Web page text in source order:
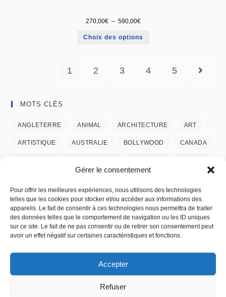
Gérer le consentement
Pour offrir les meilleures expériences, nous utilisons des technologies
telles que les cookies pour stocker et/ou accéder aux informations des
appareils. Le fait de consentir à ces technologies nous permettra de traiter
des données telles que le comportement de navigation ou les ID uniques
sur ce site. Le fait de ne pas consentir ou de retirer son consentement peut
avoir un effet négatif sur certaines caractéristiques et fonctions.
Accepter
Refuser
270,00€ – 590,00€
Choix des options
1 2 3 4 5
MOTS CLÉS
ANGLETERRE ANIMAL ARCHITECTURE ART
ARTISTIQUE AUSTRALIE BOLLYWOOD CANADA
GRAPHIQUE HOMME ICONE ISLANDE
JAZZY MAKE UP MUDRA NATURE
NOIR & BLANC NU MASCULIN PAYSAGE
USA